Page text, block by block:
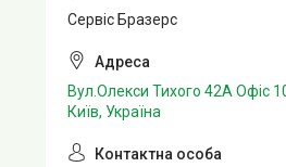
Сервіс Бразерс
Вул.Олекси Тихого 42А Офіс
Київ, Україна